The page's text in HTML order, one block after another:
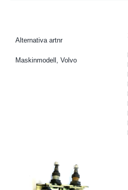
Alternativa artnr
Maskinmodell, Volvo